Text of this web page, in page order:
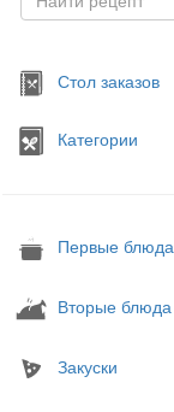
Стол заказов
Категории
Первые блюда
Вторые блюда
Закуски